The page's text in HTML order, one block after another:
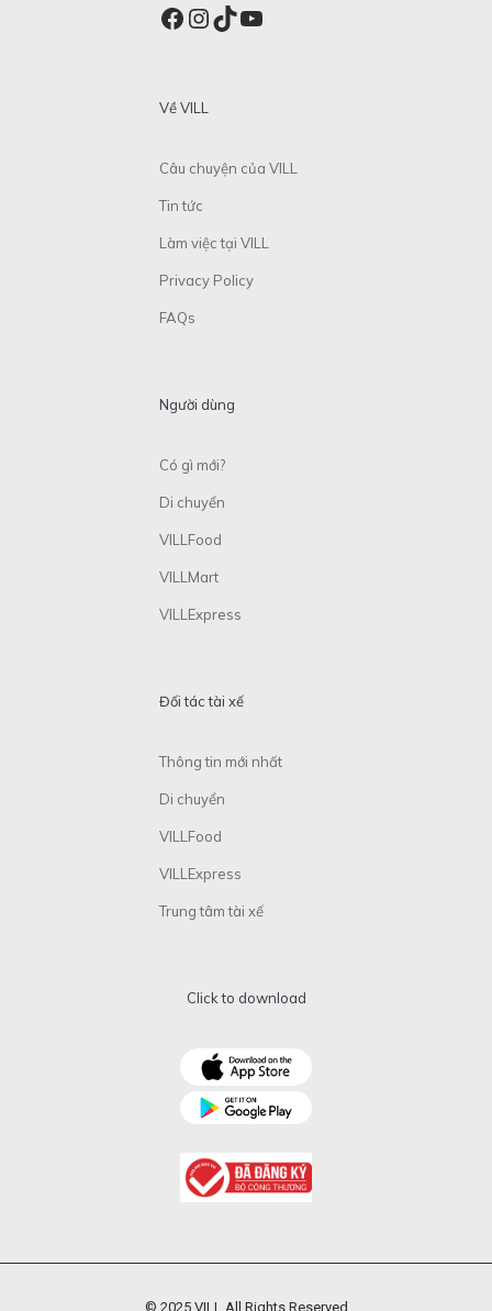
Facebook
Instagram
TikTok
YouTube
Về VILL
Câu chuyện của VILL
Tin tức
Làm việc tại VILL
Privacy Policy
FAQs
Người dùng
Có gì mới?
Di chuyển
VILLFood
VILLMart
VILLExpress
Đối tác tài xế
Thông tin mới nhất
Di chuyển
VILLFood
VILLExpress
Trung tâm tài xế
Click to download
© 2025 VILL All Rights Reserved